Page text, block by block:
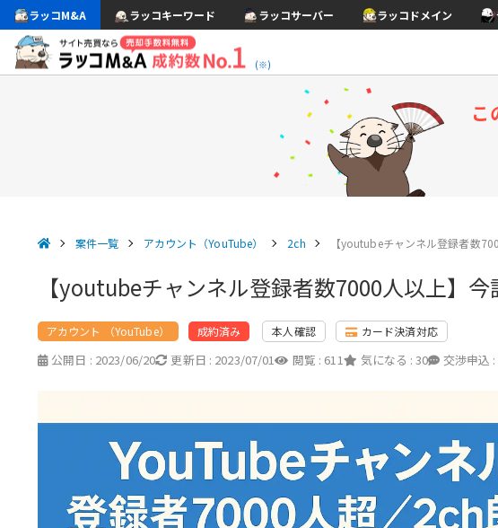
ラッコM&A ラッコキーワード ラッコサーバー ラッコドメイン
(※)
こ
案件一覧 アカウント（YouTube） 2ch 【youtubeチャンネル登録者数
【youtubeチャンネル登録者数7000人以上】
アカウント （YouTube） 成約済み 本人確認 カード決済対応
公開日 : 2023/06/20 更新日 : 2023/07/01 閲覧 : 611 気になる : 30 交渉申込 :